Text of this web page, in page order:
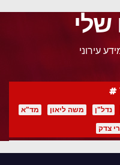
שלי
עירוני
נדל"ן משה ליאון מד"א
צדק